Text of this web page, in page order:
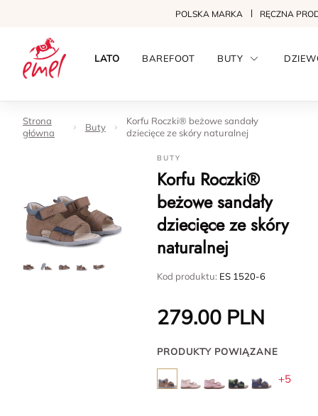
POLSKA MARKA RĘCZNA
LATO BAREFOOT BUTY
Strona
główna
Buty
Korfu Roczki® beżowe sandały
dziecięce ze skóry naturalnej
BUTY
Korfu Roczki®
beżowe sandały
dziecięce ze skóry
naturalnej
Kod produktu: ES 1520-6
279.00 PLN
PRODUKTY POWIĄZANE
+5